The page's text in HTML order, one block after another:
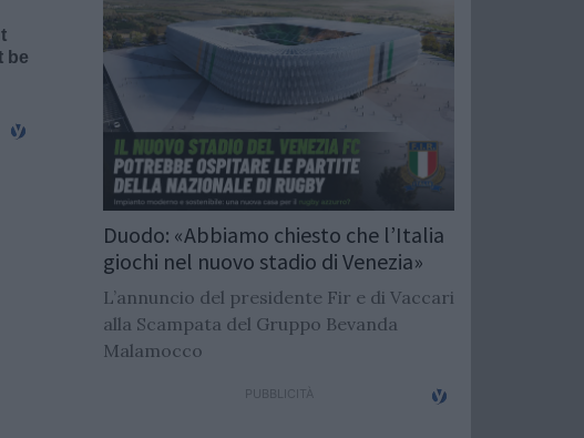
Duodo: «Abbiamo chiesto che l’Italia
giochi nel nuovo stadio di Venezia»
L’annuncio del presidente Fir e di Vaccari
alla Scampata del Gruppo Bevanda
Malamocco